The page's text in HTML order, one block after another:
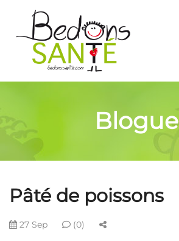
Blogue
Pâté de poissons
27 Sep (0)